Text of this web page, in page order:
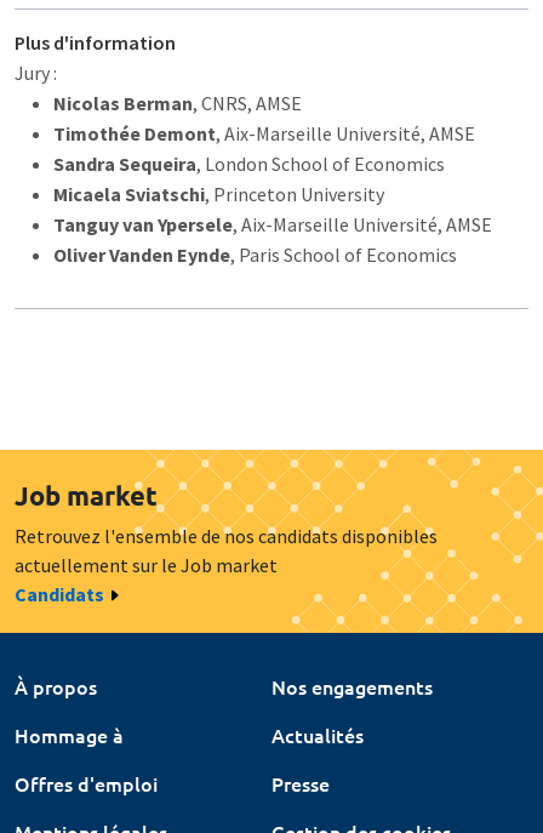
Plus d'information
Jury :
Nicolas Berman, CNRS, AMSE
Timothée Demont, Aix-Marseille Université, AMSE
Sandra Sequeira, London School of Economics
Micaela Sviatschi, Princeton University
Tanguy van Ypersele, Aix-Marseille Université, AMSE
Oliver Vanden Eynde, Paris School of Economics
Job market
Retrouvez l'ensemble de nos candidats disponibles
actuellement sur le Job market
Candidats
À propos
Nos engagements
Hommage à
Actualités
Offres d'emploi
Presse